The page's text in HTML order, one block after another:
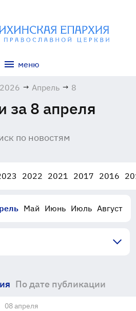
меню
2026 → Апрель → 8
за 8 апреля
2022 2021 2017 2016
Май Июнь Июль Август
По дате публикации
08 апреля